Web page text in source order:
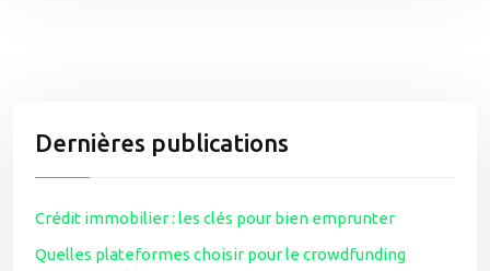
Dernières publications
Crédit immobilier : les clés pour bien emprunter
Quelles plateformes choisir pour le crowdfunding